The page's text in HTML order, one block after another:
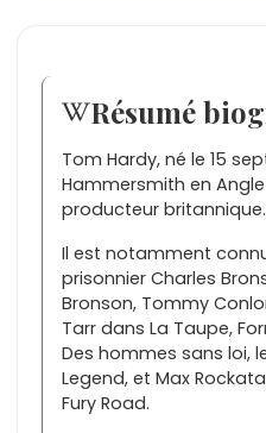
Résumé
Tom Hardy, né le 15
Hammersmith en
producteur britannique.
Il est notamment
prisonnier Charles
Bronson, Tommy
Tarr dans La Taupe,
Des hommes sans loi,
Legend, et Max
Fury Road.